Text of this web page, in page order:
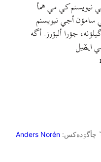
کي مي همأ
سامؤن أجي نيويسنم
جؤرا ألبۊرز. أگه
ايمٚیل‌
چأگۊده‌کس: Anders Norén